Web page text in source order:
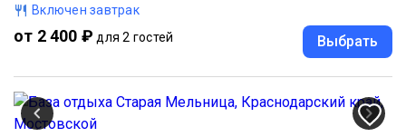
Включен завтрак
от 2 400 ₽ для 2 гостей Выбрать